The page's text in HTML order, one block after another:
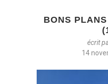
BONS
écrit
14